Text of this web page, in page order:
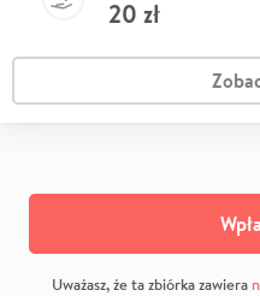
20 zł
Uważasz, że ta zbiórka zawiera